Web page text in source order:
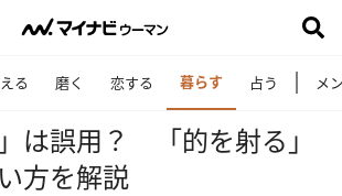
る 磨く 恋する 暮らす 占う メ
は誤用？ 「的を射る」
方を解説